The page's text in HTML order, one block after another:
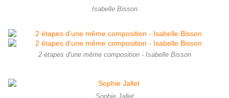
Isabelle Bisson
2 étapes d'une même composition - Isabelle Bisson
Sophie Jallet